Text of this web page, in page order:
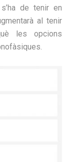
de tenir en
al tenir
les opcions